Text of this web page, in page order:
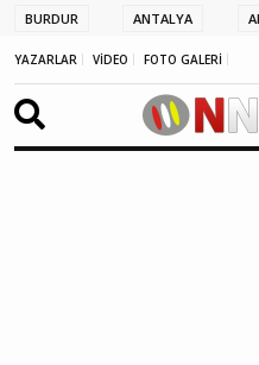
BURDUR ANTALYA
YAZARLAR VİDEO FOTO GALERİ